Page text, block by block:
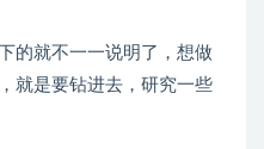
的就不一一说明了，想做
就是要钻进去，研究一些